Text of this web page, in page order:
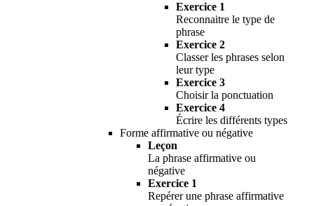
Exercice 1
Reconnaitre le type de
phrase
Exercice 2
Classer les phrases selon
leur type
Exercice 3
Choisir la ponctuation
Exercice 4
Écrire les différents types
Forme affirmative ou négative
Leçon
La phrase affirmative ou
négative
Exercice 1
Repérer une phrase affirmative